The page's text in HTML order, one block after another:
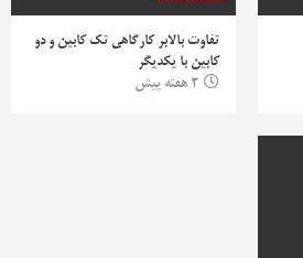
تفاوت بالابر کارگاهی تک کابین و دو
کابین با یکدیگر
2 هفته پیش